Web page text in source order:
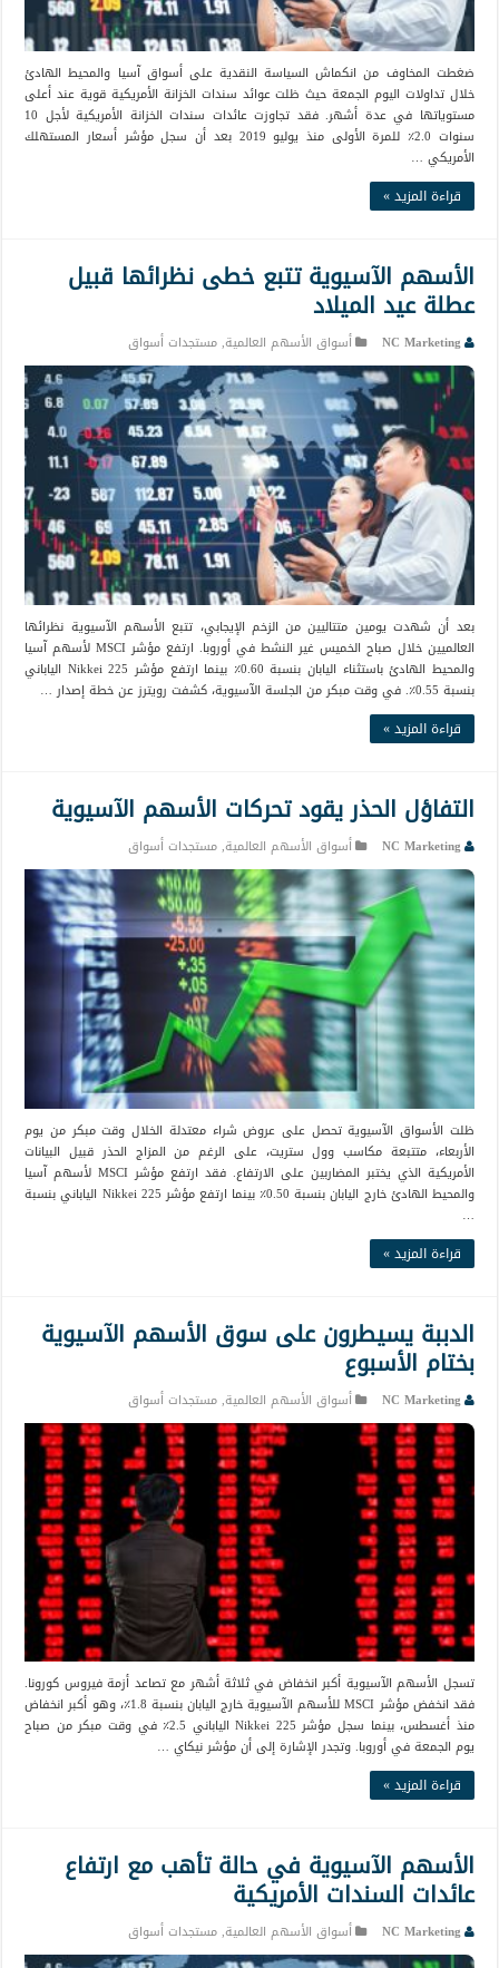
ضغطت المخاوف من انكماش السياسة النقدية على أسواق آسيا والمحيط الهادئ
خلال تداولات اليوم الجمعة حيث ظلت عوائد سندات الخزانة الأمريكية قوية عند أعلى
مستوياتها في عدة أشهر. فقد تجاوزت عائدات سندات الخزانة الأمريكية لأجل 10
سنوات 2.0٪ للمرة الأولى منذ يوليو 2019 بعد أن سجل مؤشر أسعار المستهلك
الأمريكي …
قراءة المزيد »
الأسهم الآسيوية تتبع خطى نظرائها قبيل
عطلة عيد الميلاد
NC Marketing أسواق الأسهم العالمية,مستجدات أسواق
بعد أن شهدت يومين متتاليين من الزخم الإيجابي، تتبع الأسهم الآسيوية نظرائها
العالميين خلال صباح الخميس غير النشط في أوروبا. ارتفع مؤشر MSCI لأسهم آسيا
والمحيط الهادئ باستثناء اليابان بنسبة 0.60٪ بينما ارتفع مؤشر Nikkei 225 الياباني
بنسبة 0.55٪. في وقت مبكر من الجلسة الآسيوية، كشفت رويترز عن خطة إصدار …
قراءة المزيد »
التفاؤل الحذر يقود تحركات الأسهم الآسيوية
NC Marketing أسواق الأسهم العالمية,مستجدات أسواق
ظلت الأسواق الآسيوية تحصل على عروض شراء معتدلة الخلال وقت مبكر من يوم
الأربعاء، متتبعة مكاسب وول ستريت، على الرغم من المزاج الحذر قبيل البيانات
الأمريكية الذي يختبر المضاربين على الارتفاع. فقد ارتفع مؤشر MSCI لأسهم آسيا
والمحيط الهادئ خارج اليابان بنسبة 0.50٪ بينما ارتفع مؤشر Nikkei 225 الياباني بنسبة
…
قراءة المزيد »
الدببة يسيطرون على سوق الأسهم الآسيوية
بختام الأسبوع
NC Marketing أسواق الأسهم العالمية,مستجدات أسواق
تسجل الأسهم الآسيوية أكبر انخفاض في ثلاثة أشهر مع تصاعد أزمة فيروس كورونا.
فقد انخفض مؤشر MSCI للأسهم الآسيوية خارج اليابان بنسبة 1.8٪، وهو أكبر انخفاض
منذ أغسطس، بينما سجل مؤشر Nikkei 225 الياباني 2.5٪ في وقت مبكر من صباح
يوم الجمعة في أوروبا. وتجدر الإشارة إلى أن مؤشر نيكاي …
قراءة المزيد »
الأسهم الآسيوية في حالة تأهب مع ارتفاع
عائدات السندات الأمريكية
NC Marketing أسواق الأسهم العالمية,مستجدات أسواق